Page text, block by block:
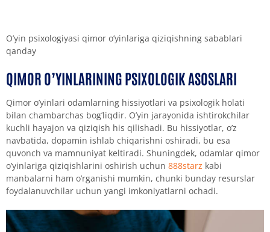
O’yin psixologiyasi qimor o’yinlariga qiziqishning sabablari
qanday
QIMOR O’YINLARINING PSIXOLOGIK ASOSLARI
Qimor o’yinlari odamlarning hissiyotlari va psixologik holati
bilan chambarchas bog’liqdir. O’yin jarayonida ishtirokchilar
kuchli hayajon va qiziqish his qilishadi. Bu hissiyotlar, o’z
navbatida, dopamin ishlab chiqarishni oshiradi, bu esa
quvonch va mamnuniyat keltiradi. Shuningdek, odamlar qimor
o’yinlariga qiziqishlarini oshirish uchun 888starz kabi
manbalarni ham o’rganishi mumkin, chunki bunday resurslar
foydalanuvchilar uchun yangi imkoniyatlarni ochadi.